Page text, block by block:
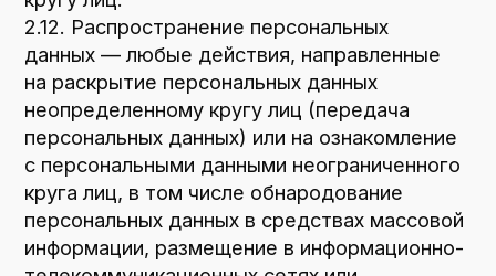
и достаточных для обеспечения выполнения
обязанностей, предусмотренных Законом
о персональных данных и принятыми
в соответствии с ним нормативными
правовыми актами, если иное
не предусмотрено Законом о персональных
данных или другими федеральными
законами.
3.2. Оператор обязан:
— предоставлять субъекту персональных
данных по его просьбе информацию,
касающуюся обработки его персональных
данных;